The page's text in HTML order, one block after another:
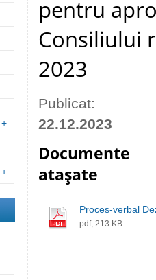
+
+
pentru
Consiliului
2023
Publicat:
22.12.2023
Documente
ataşate
Proces-verbal
pdf, 213 KB